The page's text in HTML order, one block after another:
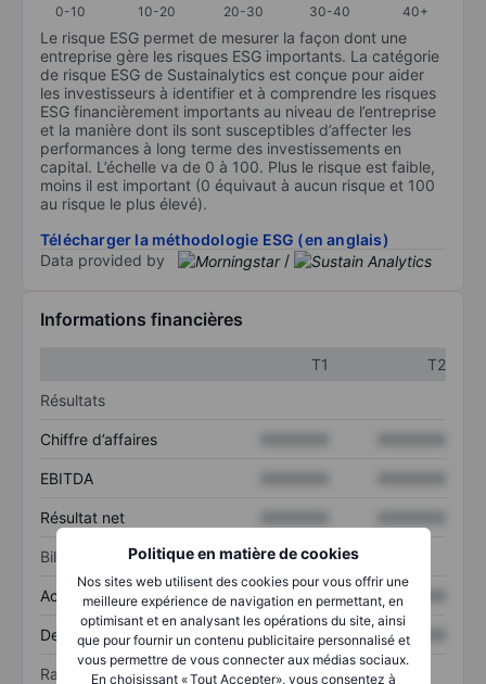
Politique en matière de cookies
Nos sites web utilisent des cookies pour vous offrir une
meilleure expérience de navigation en permettant, en
optimisant et en analysant les opérations du site, ainsi
que pour fournir un contenu publicitaire personnalisé et
vous permettre de vous connecter aux médias sociaux.
En choisissant « Tout Accepter», vous consentez à
0-10
10-20 20-30 30-40 40+
Le risque ESG permet de mesurer la façon dont une
entreprise gère les risques ESG importants. La catégorie
de risque ESG de Sustainalytics est conçue pour aider
les investisseurs à identifier et à comprendre les risques
ESG financièrement importants au niveau de l’entreprise
et la manière dont ils sont susceptibles d’affecter les
performances à long terme des investissements en
capital. L’échelle va de 0 à 100. Plus le risque est faible,
moins il est important (0 équivaut à aucun risque et 100
au risque le plus élevé).
Télécharger la méthodologie ESG (en anglais)
Data provided by
/
Informations financières
T1
T2
Résultats
Chiffre d’affaires
EBITDA
Résultat net
Bilan
Actif total XXXXXXX XXXXXXX
Dette totale XXXXXXX XXXXXXX
Ratios